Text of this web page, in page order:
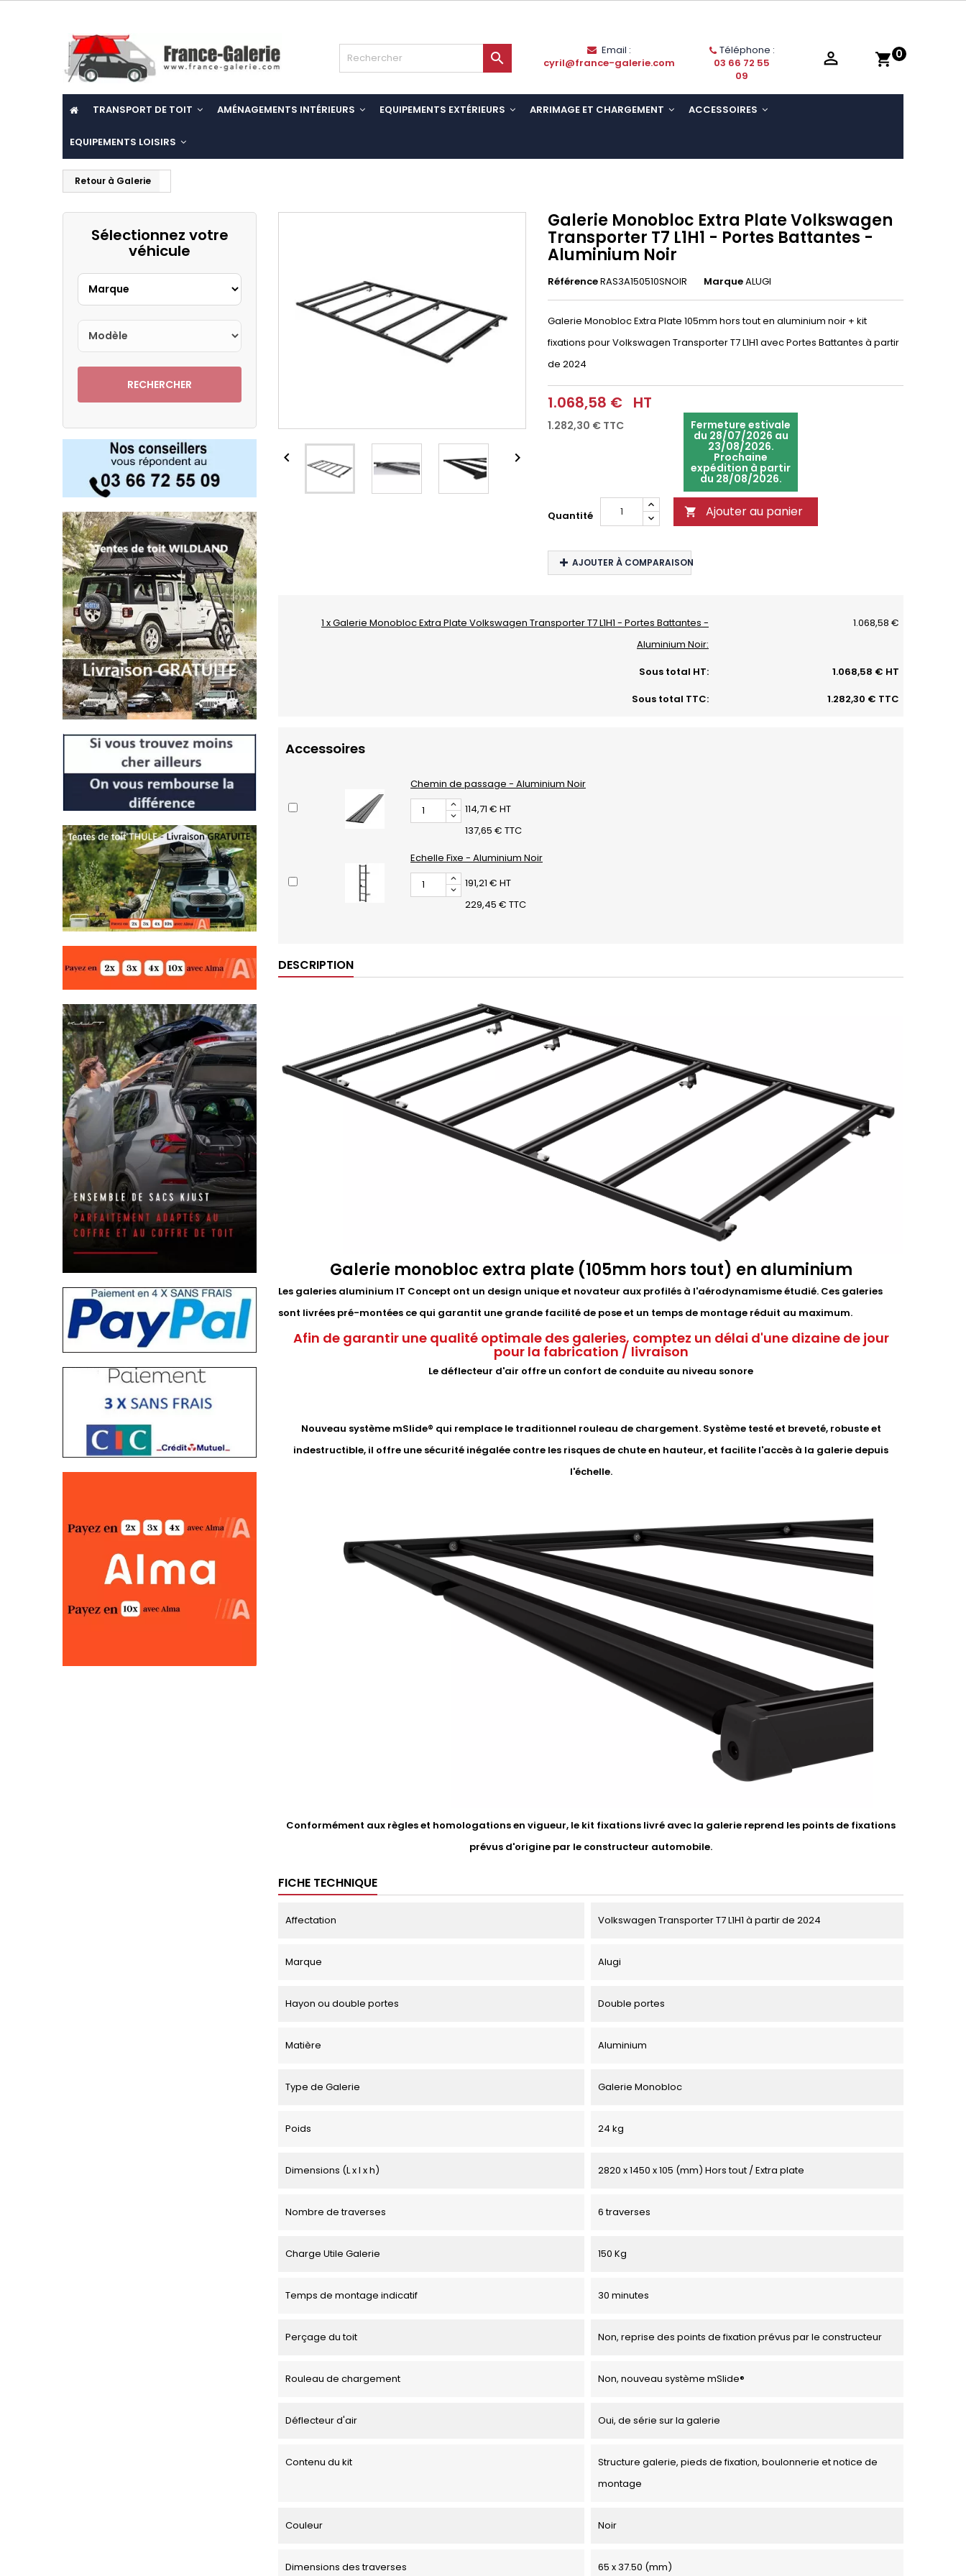
shopping_cart 0

Email :
cyril@france-galerie.com
Téléphone :
03 66 72 55
09

TRANSPORT DE TOIT AMÉNAGEMENTS INTÉRIEURS EQUIPEMENTS EXTÉRIEURS ARRIMAGE ET CHARGEMENT ACCESSOIRES
EQUIPEMENTS LOISIRS
Retour à Galerie
Sélectionnez votre
véhicule
RECHERCHER
 
Galerie Monobloc Extra Plate Volkswagen
Transporter T7 L1H1 - Portes Battantes -
Aluminium Noir
RéférenceRAS3A150510SNOIR MarqueALUGI
Galerie Monobloc Extra Plate 105mm hors tout en aluminium noir + kit
fixations pour Volkswagen Transporter T7 L1H1 avec Portes Battantes à partir
de 2024
1.068,58 € HT
1.282,30 € TTC Fermeture estivale
du 28/07/2026 au
23/08/2026.
Prochaine
expédition à partir
du 28/08/2026.
Quantité  Ajouter au panier
AJOUTER À COMPARAISON
1 x Galerie Monobloc Extra Plate Volkswagen Transporter T7 L1H1 - Portes Battantes -
Aluminium Noir:
1.068,58 €
Sous total HT:
1.068,58 € HT
Sous total TTC:
1.282,30 € TTC
Accessoires
Chemin de passage - Aluminium Noir
114,71 € HT
137,65 € TTC
Echelle Fixe - Aluminium Noir
191,21 € HT
229,45 € TTC
DESCRIPTION
Galerie monobloc extra plate (105mm hors tout) en aluminium
Les galeries aluminium IT Concept ont un design unique et novateur aux profilés à l'aérodynamisme étudié. Ces galeries
sont livrées pré-montées ce qui garantit une grande facilité de pose et un temps de montage réduit au maximum.
Afin de garantir une qualité optimale des galeries, comptez un délai d'une dizaine de jour
pour la fabrication / livraison
Le déflecteur d'air offre un confort de conduite au niveau sonore
Nouveau système mSlide® qui remplace le traditionnel rouleau de chargement. Système testé et breveté, robuste et
indestructible, il offre une sécurité inégalée contre les risques de chute en hauteur, et facilite l'accès à la galerie depuis
l'échelle.
Conformément aux règles et homologations en vigueur, le kit fixations livré avec la galerie reprend les points de fixations
prévus d'origine par le constructeur automobile.
FICHE TECHNIQUE
Affectation Volkswagen Transporter T7 L1H1 à partir de 2024
Marque Alugi
Hayon ou double portes Double portes
Matière Aluminium
Type de Galerie Galerie Monobloc
Poids 24 kg
Dimensions (L x l x h) 2820 x 1450 x 105 (mm) Hors tout / Extra plate
Nombre de traverses 6 traverses
Charge Utile Galerie 150 Kg
Temps de montage indicatif 30 minutes
Perçage du toit Non, reprise des points de fixation prévus par le constructeur
Rouleau de chargement Non, nouveau système mSlide®
Déflecteur d'air Oui, de série sur la galerie
Contenu du kit
Structure galerie, pieds de fixation, boulonnerie et notice de
montage
Couleur Noir
Dimensions des traverses 65 x 37.50 (mm)